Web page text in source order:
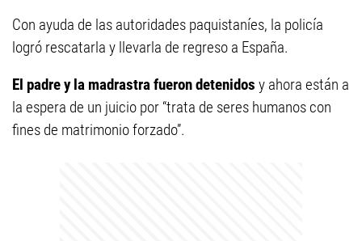
Con ayuda de las autoridades paquistaníes, la policía
logró rescatarla y llevarla de regreso a España.
El padre y la madrastra fueron detenidos y ahora están a
la espera de un juicio por “trata de seres humanos con
fines de matrimonio forzado”.